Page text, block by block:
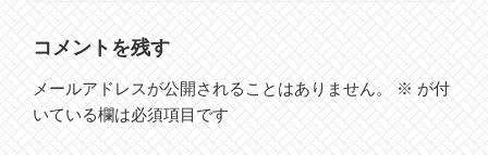
リ
ー
コメントを残す
メールアドレスが公開されることはありません。 ※が付
いている欄は必須項目です